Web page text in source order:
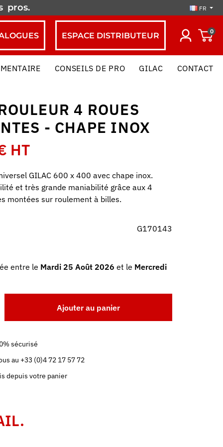
pros. FR
ESPACE DISTRIBUTEUR 0
CONSEILS DE PRO GILAC CONTACT
4 ROUES
- CHAPE INOX
HT
GILAC 600 x 400 avec chape inox.
et très grande maniabilité grâce aux 4
montées sur roulement à billes.
G170143
entre le Mardi 25 Août 2026 et le Mercredi
Ajouter au panier
sécurisé
au +33 (0)4 72 17 57 72
depuis votre panier